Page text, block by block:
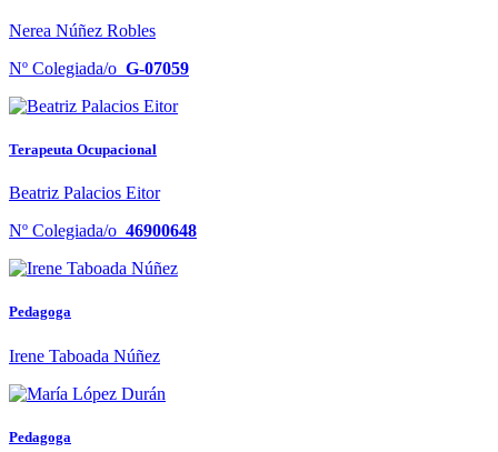
Nerea Núñez Robles
Nº Colegiada/o G-07059
Terapeuta Ocupacional
Beatriz Palacios Eitor
Nº Colegiada/o 46900648
Pedagoga
Irene Taboada Núñez
Pedagoga